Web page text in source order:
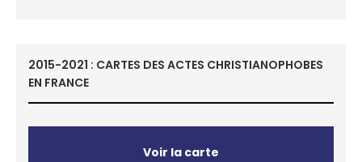
2015-2021 : CARTES DES ACTES CHRISTIANOPHOBES
EN FRANCE
Voir la carte